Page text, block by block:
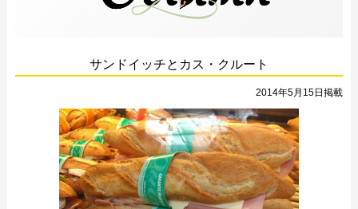
サンドイッチとカス・クルート
2014年5月15日掲載